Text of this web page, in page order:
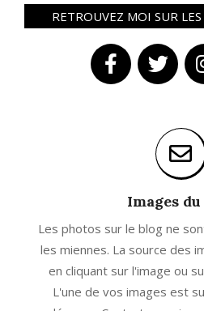
RETROUVEZ MOI SUR
Images
Les photos sur le blog ne
les miennes. La source des
en cliquant sur l'image ou
L'une de vos images est